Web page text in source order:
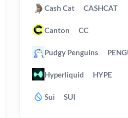
Cash Cat CASHCAT
Canton CC
Pudgy Penguins
Hyperliquid HYPE
Sui SUI